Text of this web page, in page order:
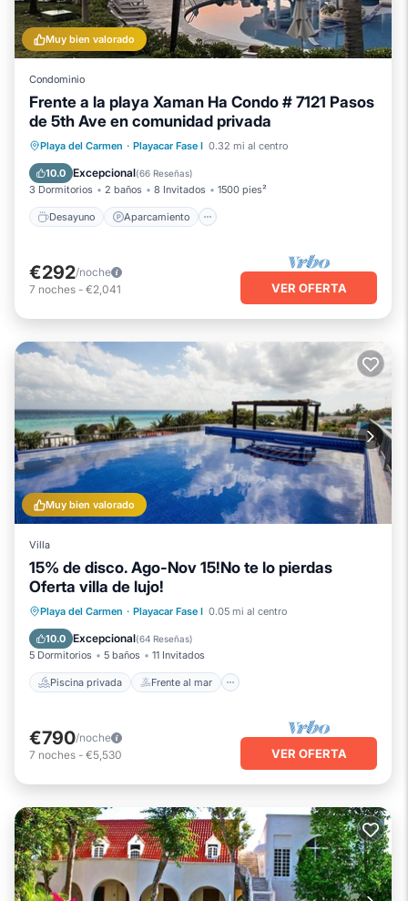
Muy bien valorado
Condominio
Frente a la playa Xaman Ha Condo # 7121 Pasos
de 5th Ave en comunidad privada
Playa del Carmen · Playacar Fase I 0.32 mi al centro
10.0 Excepcional(66 Reseñas)
3 Dormitorios 2 baños 8 Invitados 1500 pies²
Desayuno Aparcamiento
Desayuno Aparcamiento
Piscina
Vista al mar
€292/noche
7 noches - €2,041 VER OFERTA
Muy bien valorado
Villa
15% de disco. Ago-Nov 15!No te lo pierdas
Oferta villa de lujo!
Playa del Carmen · Playacar Fase I 0.05 mi al centro
10.0 Excepcional(64 Reseñas)
5 Dormitorios 5 baños 11 Invitados
Piscina privada Frente al mar
Piscina privada
Frente al mar
Aparcamiento
€790/noche
7 noches - €5,530 VER OFERTA